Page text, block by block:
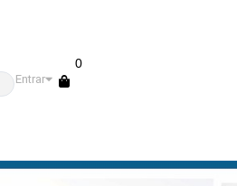
Entrar
0